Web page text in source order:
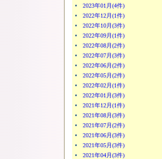
2023年01月(4件)
2022年12月(1件)
2022年10月(3件)
2022年09月(1件)
2022年08月(2件)
2022年07月(3件)
2022年06月(2件)
2022年05月(2件)
2022年02月(1件)
2022年01月(3件)
2021年12月(1件)
2021年08月(3件)
2021年07月(2件)
2021年06月(3件)
2021年05月(3件)
2021年04月(3件)